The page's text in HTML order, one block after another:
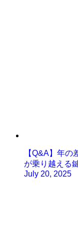
【Q&A】年の
が乗り越える
July 20, 2025